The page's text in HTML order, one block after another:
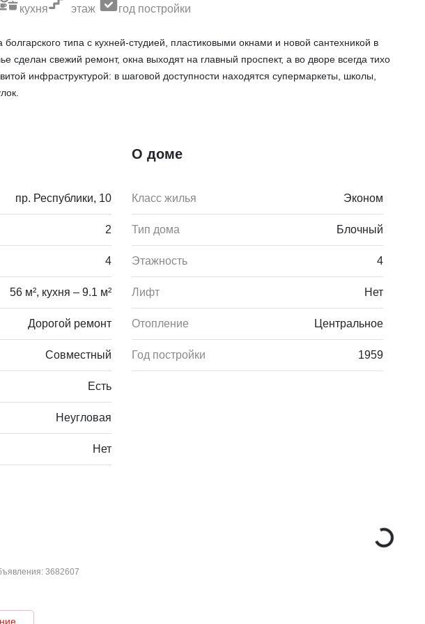
кухня этаж год постройки
болгарского типа с кухней-студией, пластиковыми окнами и новой сантехникой в
сделан свежий ремонт, окна выходят на главный проспект, а во дворе всегда тихо
инфраструктурой: в шаговой доступности находятся супермаркеты, школы,
пр. Республики, 10
2
4
56 м², кухня – 9.1 м²
Дорогой ремонт
Совместный
Есть
Неугловая
Нет
О доме
Класс жилья Эконом
Тип дома Блочный
Этажность 4
Лифт Нет
Отопление Центральное
Год постройки 1959
3682607